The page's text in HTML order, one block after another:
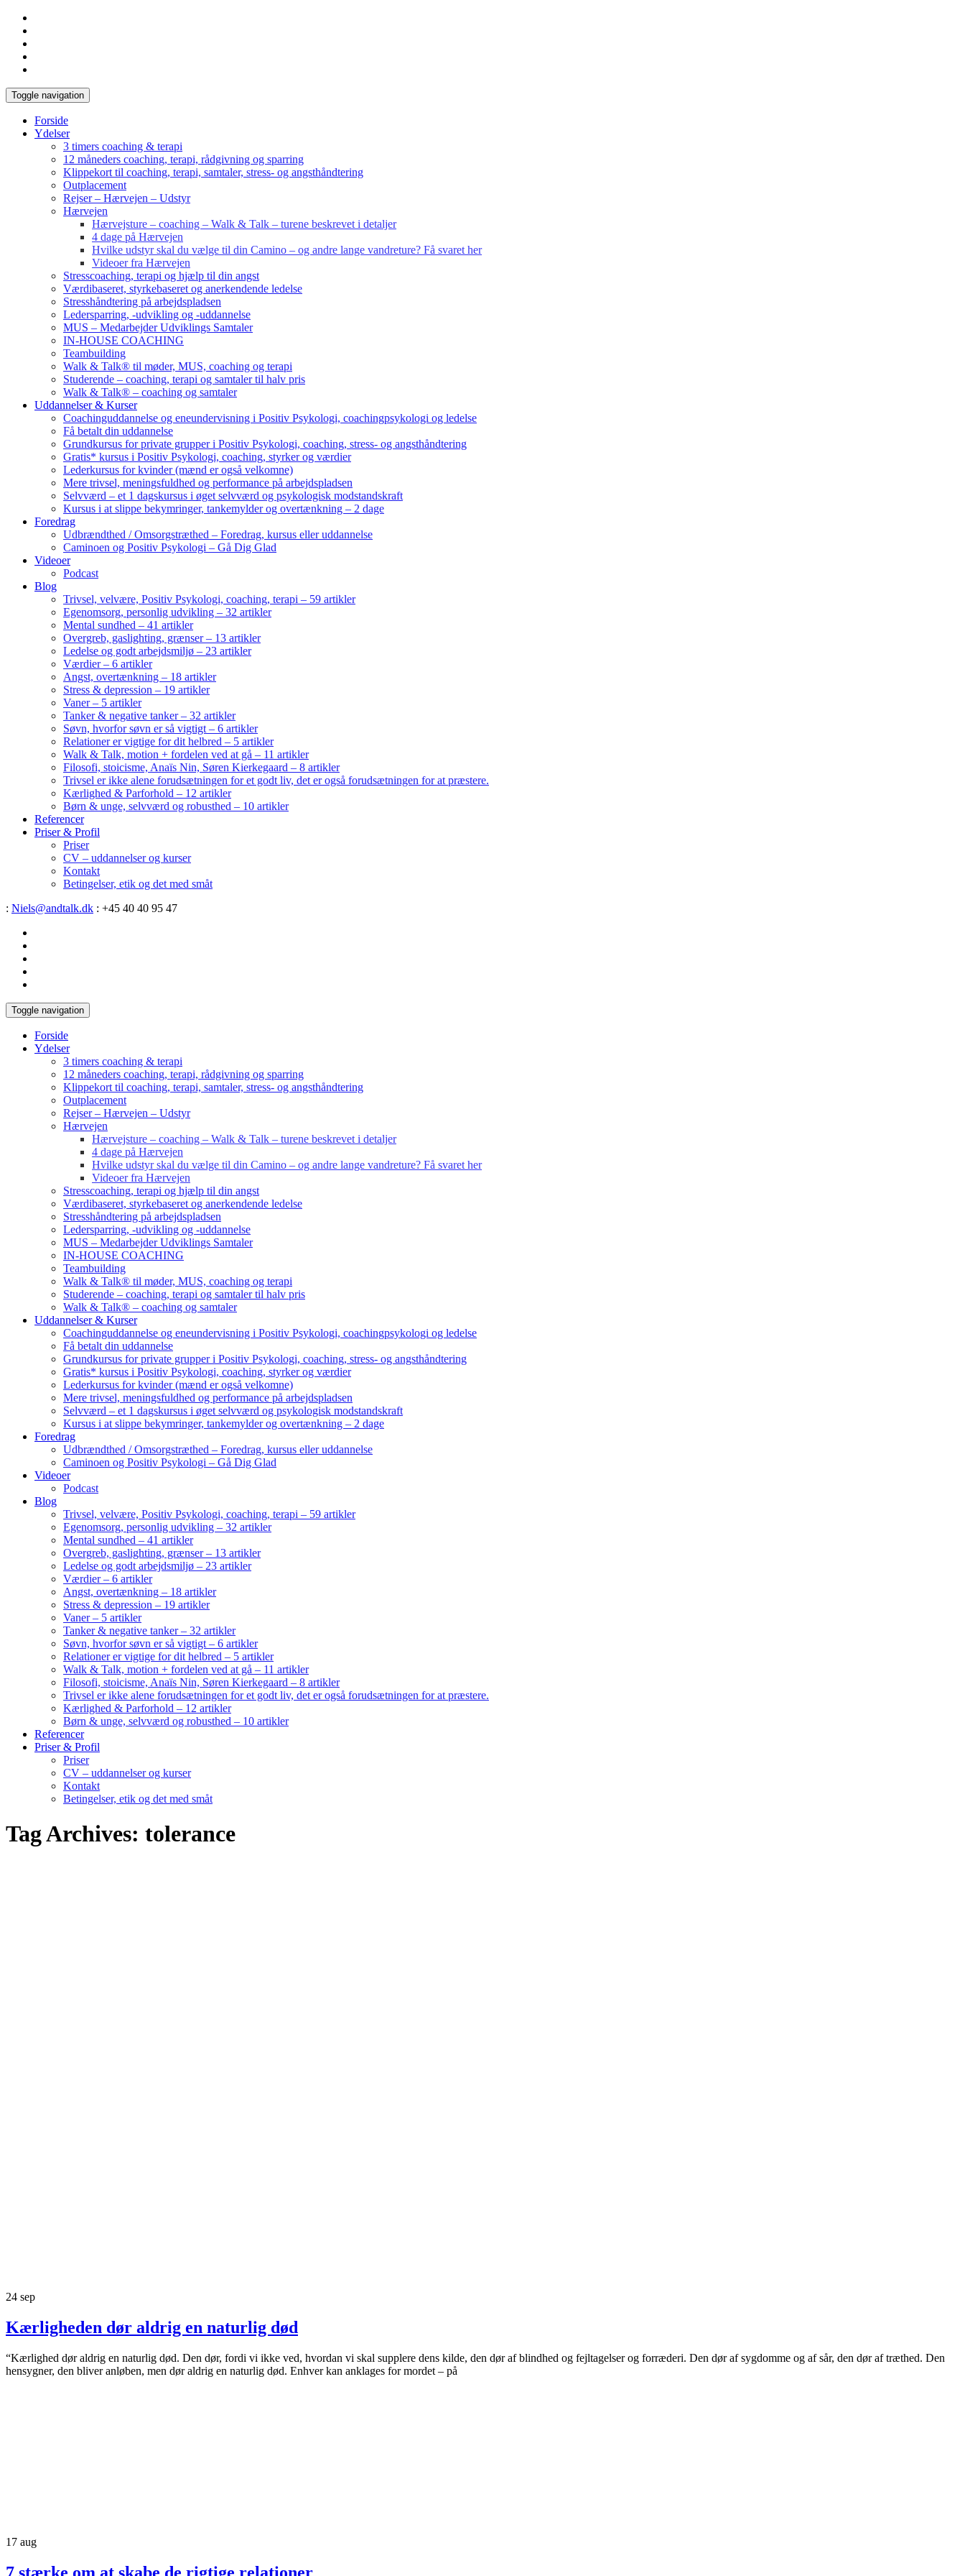
Toggle navigation
Forside
Ydelser
3 timers coaching & terapi
12 måneders coaching, terapi, rådgivning og sparring
Klippekort til coaching, terapi, samtaler, stress- og angsthåndtering
Outplacement
Rejser – Hærvejen – Udstyr
Hærvejen
Hærvejsture – coaching – Walk & Talk – turene beskrevet i detaljer
4 dage på Hærvejen
Hvilke udstyr skal du vælge til din Camino – og andre lange vandreture? Få svaret her
Videoer fra Hærvejen
Stresscoaching, terapi og hjælp til din angst
Værdibaseret, styrkebaseret og anerkendende ledelse
Stresshåndtering på arbejdspladsen
Ledersparring, -udvikling og -uddannelse
MUS – Medarbejder Udviklings Samtaler
IN-HOUSE COACHING
Teambuilding
Walk & Talk® til møder, MUS, coaching og terapi
Studerende – coaching, terapi og samtaler til halv pris
Walk & Talk® – coaching og samtaler
Uddannelser & Kurser
Coachinguddannelse og eneundervisning i Positiv Psykologi, coachingpsykologi og ledelse
Få betalt din uddannelse
Grundkursus for private grupper i Positiv Psykologi, coaching, stress- og angsthåndtering
Gratis* kursus i Positiv Psykologi, coaching, styrker og værdier
Lederkursus for kvinder (mænd er også velkomne)
Mere trivsel, meningsfuldhed og performance på arbejdspladsen
Selvværd – et 1 dagskursus i øget selvværd og psykologisk modstandskraft
Kursus i at slippe bekymringer, tankemylder og overtænkning – 2 dage
Foredrag
Udbrændthed / Omsorgstræthed – Foredrag, kursus eller uddannelse
Caminoen og Positiv Psykologi – Gå Dig Glad
Videoer
Podcast
Blog
Trivsel, velvære, Positiv Psykologi, coaching, terapi – 59 artikler
Egenomsorg, personlig udvikling – 32 artikler
Mental sundhed – 41 artikler
Overgreb, gaslighting, grænser – 13 artikler
Ledelse og godt arbejdsmiljø – 23 artikler
Værdier – 6 artikler
Angst, overtænkning – 18 artikler
Stress & depression – 19 artikler
Vaner – 5 artikler
Tanker & negative tanker – 32 artikler
Søvn, hvorfor søvn er så vigtigt – 6 artikler
Relationer er vigtige for dit helbred – 5 artikler
Walk & Talk, motion + fordelen ved at gå – 11 artikler
Filosofi, stoicisme, Anaïs Nin, Søren Kierkegaard – 8 artikler
Trivsel er ikke alene forudsætningen for et godt liv, det er også forudsætningen for at præstere.
Kærlighed & Parforhold – 12 artikler
Børn & unge, selvværd og robusthed – 10 artikler
Referencer
Priser & Profil
Priser
CV – uddannelser og kurser
Kontakt
Betingelser, etik og det med småt
: Niels@andtalk.dk : +45 40 40 95 47
Toggle navigation
Forside
Ydelser
3 timers coaching & terapi
12 måneders coaching, terapi, rådgivning og sparring
Klippekort til coaching, terapi, samtaler, stress- og angsthåndtering
Outplacement
Rejser – Hærvejen – Udstyr
Hærvejen
Hærvejsture – coaching – Walk & Talk – turene beskrevet i detaljer
4 dage på Hærvejen
Hvilke udstyr skal du vælge til din Camino – og andre lange vandreture? Få svaret her
Videoer fra Hærvejen
Stresscoaching, terapi og hjælp til din angst
Værdibaseret, styrkebaseret og anerkendende ledelse
Stresshåndtering på arbejdspladsen
Ledersparring, -udvikling og -uddannelse
MUS – Medarbejder Udviklings Samtaler
IN-HOUSE COACHING
Teambuilding
Walk & Talk® til møder, MUS, coaching og terapi
Studerende – coaching, terapi og samtaler til halv pris
Walk & Talk® – coaching og samtaler
Uddannelser & Kurser
Coachinguddannelse og eneundervisning i Positiv Psykologi, coachingpsykologi og ledelse
Få betalt din uddannelse
Grundkursus for private grupper i Positiv Psykologi, coaching, stress- og angsthåndtering
Gratis* kursus i Positiv Psykologi, coaching, styrker og værdier
Lederkursus for kvinder (mænd er også velkomne)
Mere trivsel, meningsfuldhed og performance på arbejdspladsen
Selvværd – et 1 dagskursus i øget selvværd og psykologisk modstandskraft
Kursus i at slippe bekymringer, tankemylder og overtænkning – 2 dage
Foredrag
Udbrændthed / Omsorgstræthed – Foredrag, kursus eller uddannelse
Caminoen og Positiv Psykologi – Gå Dig Glad
Videoer
Podcast
Blog
Trivsel, velvære, Positiv Psykologi, coaching, terapi – 59 artikler
Egenomsorg, personlig udvikling – 32 artikler
Mental sundhed – 41 artikler
Overgreb, gaslighting, grænser – 13 artikler
Ledelse og godt arbejdsmiljø – 23 artikler
Værdier – 6 artikler
Angst, overtænkning – 18 artikler
Stress & depression – 19 artikler
Vaner – 5 artikler
Tanker & negative tanker – 32 artikler
Søvn, hvorfor søvn er så vigtigt – 6 artikler
Relationer er vigtige for dit helbred – 5 artikler
Walk & Talk, motion + fordelen ved at gå – 11 artikler
Filosofi, stoicisme, Anaïs Nin, Søren Kierkegaard – 8 artikler
Trivsel er ikke alene forudsætningen for et godt liv, det er også forudsætningen for at præstere.
Kærlighed & Parforhold – 12 artikler
Børn & unge, selvværd og robusthed – 10 artikler
Referencer
Priser & Profil
Priser
CV – uddannelser og kurser
Kontakt
Betingelser, etik og det med småt
Tag Archives: tolerance
24 sep
Kærligheden dør aldrig en naturlig død
“Kærlighed dør aldrig en naturlig død. Den dør, fordi vi ikke ved, hvordan vi skal supplere dens kilde, den dør af blindhed og fejltagelser og forræderi. Den dør af sygdomme og af sår, den dør af træthed. Den
hensygner, den bliver anløben, men dør aldrig en naturlig død. Enhver kan anklages for mordet – på
17 aug
7 stærke om at skabe de rigtige relationer